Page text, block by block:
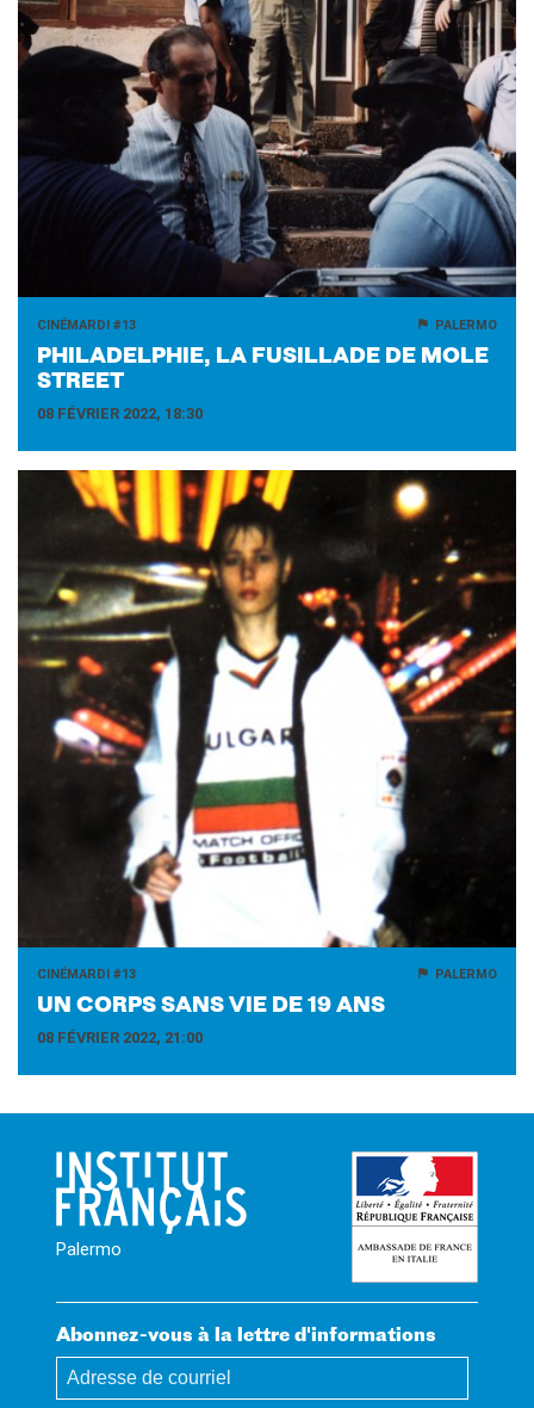
CINÉMARDI #13 PALERMO
PHI­LA­DEL­PHIE, LA FU­SILLADE DE MOLE
STREET
08 FÉVRIER 2022, 18:30
CINÉMARDI #13 PALERMO
UN CORPS SANS VIE DE 19 ANS
08 FÉVRIER 2022, 21:00
Palermo
Abonnez-vous à la lettre d'informations